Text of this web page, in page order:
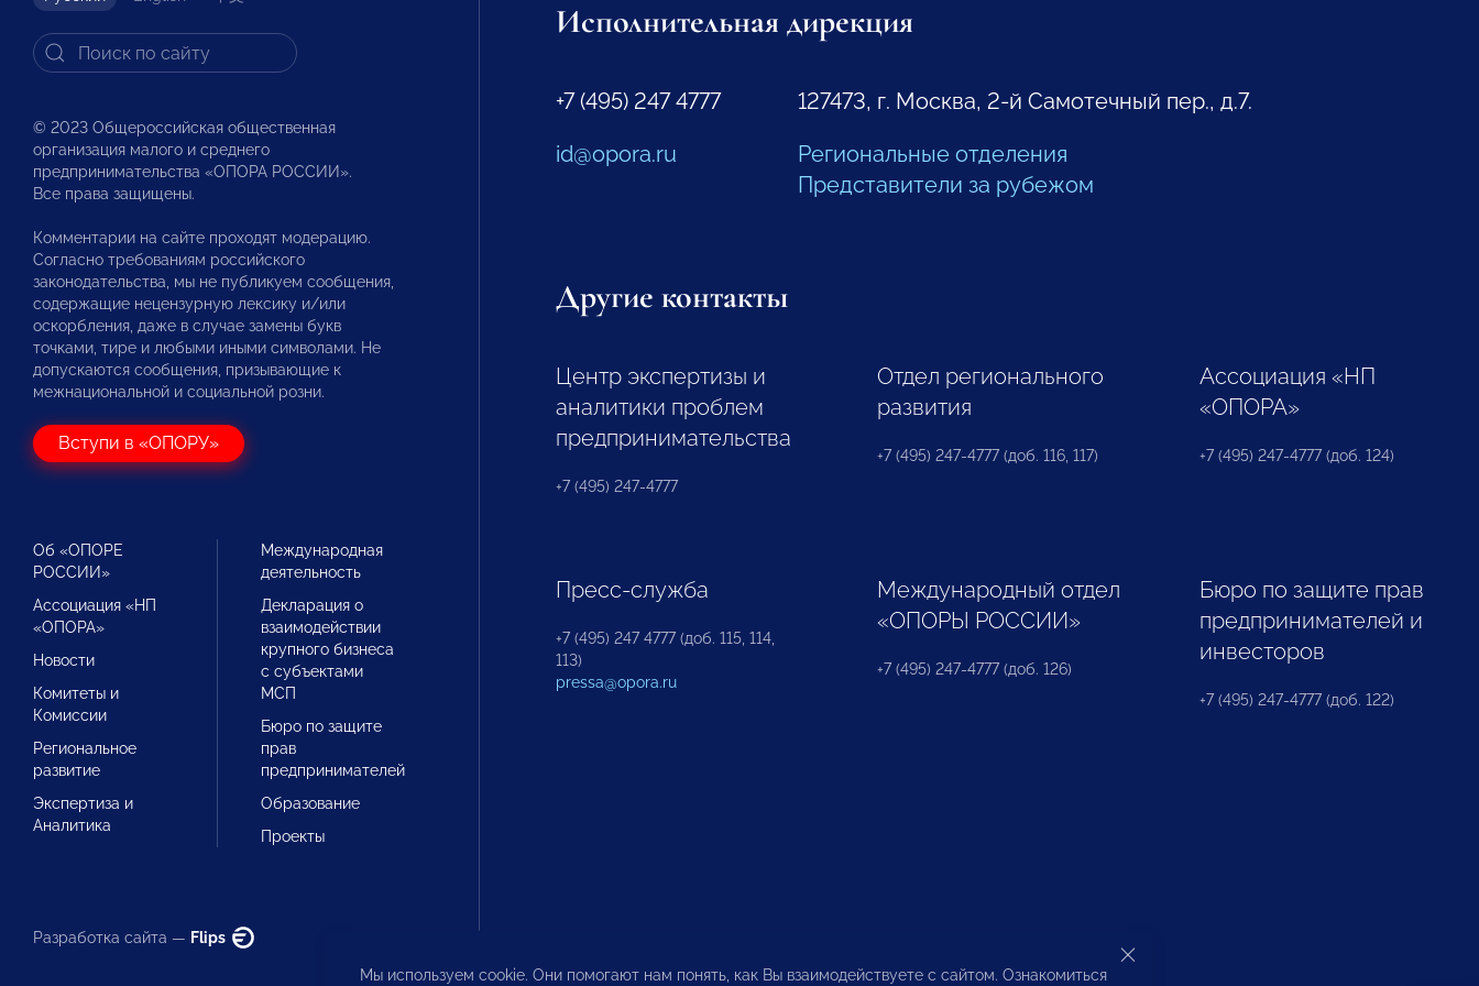
© 2023 Общероссийская общественная
организация малого и среднего
предпринимательства «ОПОРА РОССИИ».
Все права защищены.
Комментарии на сайте проходят модерацию.
Согласно требованиям российского
законодательства, мы не публикуем сообщения,
содержащие нецензурную лексику и/или
оскорбления, даже в случае замены букв
точками, тире и любыми иными символами. Не
допускаются сообщения, призывающие к
межнациональной и социальной розни.
Вступи в «ОПОРУ»
Об «ОПОРЕ
РОССИИ»
Ассоциация «НП
«ОПОРА»
Новости
Комитеты и
Комиссии
Региональное
развитие
Экспертиза и
Аналитика
Международная
деятельность
Декларация о
взаимодействии
крупного бизнеса
с субъектами
МСП
Бюро по защите
прав
предпринимателей
Образование
Проекты
Разработка сайта — Flips
Исполнительная дирекция
+7 (495) 247 4777
id@opora.ru
127473, г. Москва, 2-й Самотечный пер., д.7.
Региональные отделения
Представители за рубежом
Другие контакты
Центр экспертизы и
аналитики проблем
предпринимательства
+7 (495) 247-4777
Отдел регионального
развития
+7 (495) 247-4777 (доб. 116, 117)
Ассоциация «НП
«ОПОРА»
+7 (495) 247-4777 (доб. 124)
Пресс-служба
+7 (495) 247 4777 (доб. 115, 114,
113)
pressa@opora.ru
Международный отдел
«ОПОРЫ РОССИИ»
+7 (495) 247-4777 (доб. 126)
Бюро по защите прав
предпринимателей и
инвесторов
+7 (495) 247-4777 (доб. 122)
Мы используем cookie. Они помогают нам понять, как Вы взаимодействуете с сайтом. Ознакомиться